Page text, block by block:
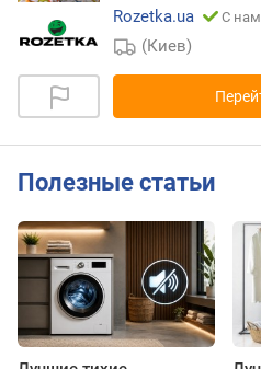
Rozetka.ua
С
(Киев)
Полезные статьи